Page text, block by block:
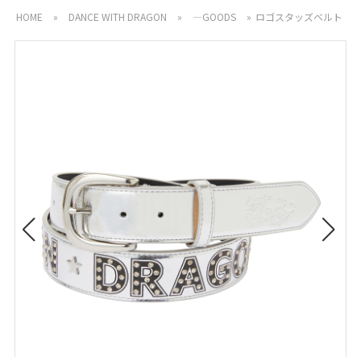
HOME » DANCE WITH DRAGON » ―GOODS » ロゴスタッズベルト